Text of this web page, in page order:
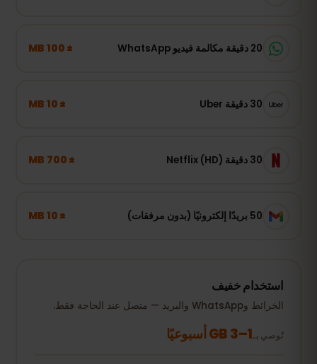
20 دقيقة مكالمة فيديو WhatsApp ± 100 MB
30 دقيقة Uber ± 10 MB
30 دقيقة Netflix (HD) ± 700 MB
50 بريدًا إلكترونيًا (بدون مرفقات) ± 10 MB
استخدام خفيف
الخرائط وWhatsApp والبريد — متصل عند الحاجة فقط.
نُوصي بـ1–3 GB أسبوعيًا